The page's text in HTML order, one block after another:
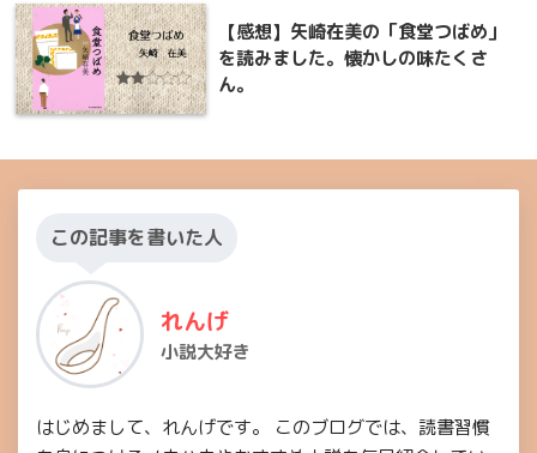
【感想】矢崎在美の「食堂つばめ」
を読みました。懐かしの味たくさ
ん。
この記事を書いた人
れんげ
小説大好き
はじめまして、れんげです。 このブログでは、読書習慣